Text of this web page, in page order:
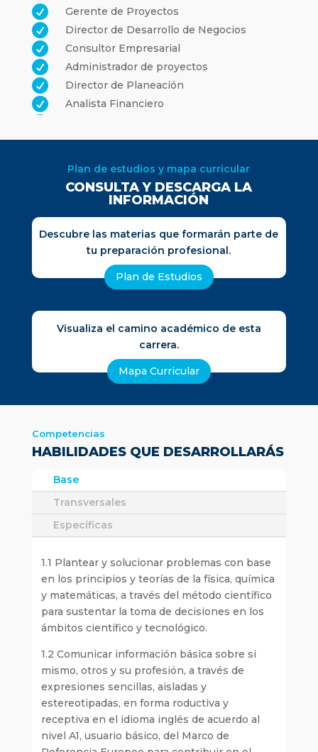
aceptar sugerencias para fomentar un
ambiente colaborativo.

Capacidad de resolución de problemas
y conflictos, mediar y hallar soluciones
creativas aplicando estrategias
innovadoras para enfrentar problemas
 Gerente de Proyectos
 Director de Desarrollo de Negocios
 Consultor Empresarial
 Administrador de proyectos
 Director de Planeación
 Analista Financiero
 Analista de Riesgos Financieros
Coordinador de Programas de Apoyo a
Emprendedores

 Consultor en Desarrollo Sostenible
Consultor de Proyectos

Especialista en Evaluación
Socioeconómica y Ambiental
Plan de estudios y mapa curricular
CONSULTA Y DESCARGA LA
INFORMACIÓN
Descubre las materias que formarán parte de
tu preparación profesional.
Plan de Estudios
Visualiza el camino académico de esta
carrera.
Mapa Curricular
Competencias
HABILIDADES QUE DESARROLLARÁS
Base
Transversales
Específicas
1.1 Plantear y solucionar problemas con base
en los principios y teorías de la física, química
y matemáticas, a través del método científico
para sustentar la toma de decisiones en los
ámbitos científico y tecnológico.
1.2 Comunicar información básica sobre si
mismo, otros y su profesión, a través de
expresiones sencillas, aisladas y
estereotipadas, en forma roductiva y
receptiva en el idioma inglés de acuerdo al
nivel A1, usuario básico, del Marco de